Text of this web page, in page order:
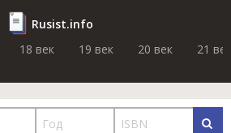
Rusist.info
18 век 19 век 20 век 21 век